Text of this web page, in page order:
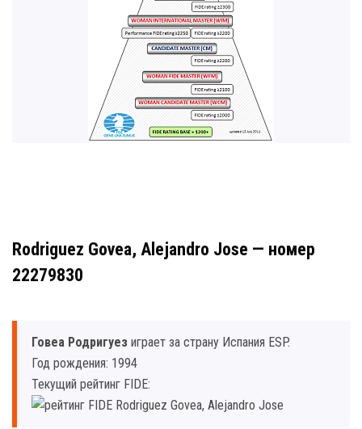
Rodriguez Govea, Alejandro Jose — номер
22279830
Говеа Родригуез играет за страну Испания ESP.
Год рождения: 1994
Текущий рейтинг FIDE: